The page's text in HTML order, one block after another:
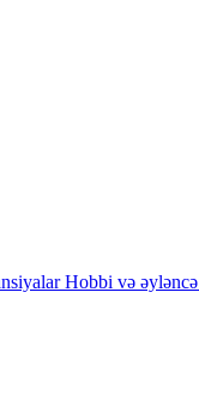
Hobbi və əyləncə